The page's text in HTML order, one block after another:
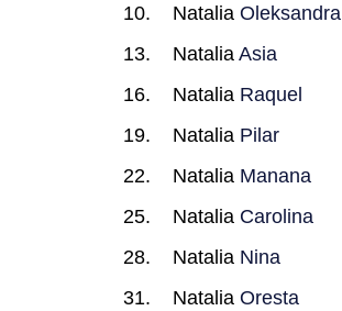
Natalia Oleksandra
Natalia Asia
Natalia Raquel
Natalia Pilar
Natalia Manana
Natalia Carolina
Natalia Nina
Natalia Oresta